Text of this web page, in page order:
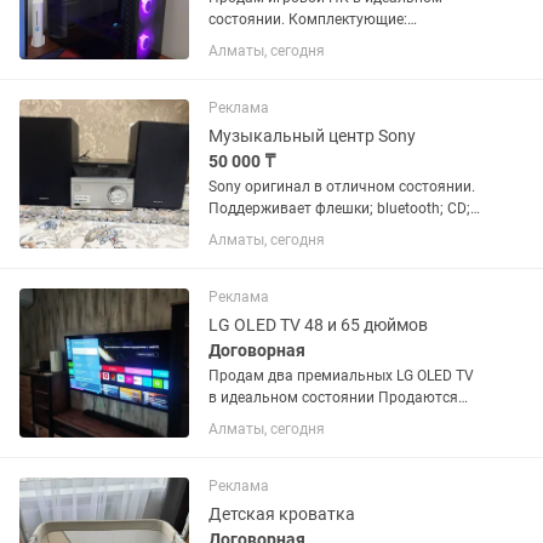
состоянии. Комплектующие:
Видеокарта Asus RTX 3060 dual OC
Edition 12GB Материнская плата
Процессор intel core i5 12400F oem
Кулер...
Алматы, сегодня
Реклама
Музыкальный центр Sony
50 000 ₸
Sony оригинал в отличном состоянии.
Поддерживает флешки; bluetooth; CD;
Radio и т.д. Отдам в хорошие руки )))
Алматы, сегодня
Реклама
LG OLED TV 48 и 65 дюймов
Договорная
Продам два премиальных LG OLED TV
в идеальном состоянии Продаются
два телевизора LG OLED,
приобретались новыми и
домашних условиях. Оба телевизора
полностью исправны,...
Алматы, сегодня
Реклама
Детская кроватка